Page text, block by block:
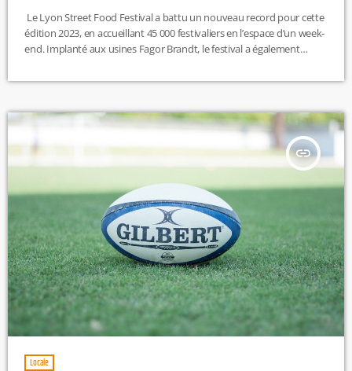
Le Lyon Street Food Festival a battu un nouveau record pour cette
édition 2023, en accueillant 45 000 festivaliers en l’espace d’un week-
end. Implanté aux usines Fagor Brandt, le festival a également
Marie Simon, Joey Starr et Philippe Etchebest. Durant ces quatre
centaines de stands de […]
insert_link
Locale